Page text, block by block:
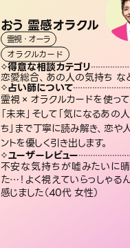
おう 霊感オラクル
霊視・オーラ
オラクルカード
得意な相談カテゴリ
恋愛総合、あの人の気持ち な
占い師について
霊視×オラクルカードを使って
「未来」そして「気になるあの
ち」まで丁寧に読み解き、恋や
ントを優しく引き出します。
ユーザーレビュー
不安な気持ちが嘘みたいに
た…！よく視えていらっしゃる
感じました（40代 女性）
アイリス -iris-
西洋占星術
ルーン
得意な相談カテゴリ
恋愛総合、片想い、二人の
占い師について
復縁、恋愛、不倫の行方、
思い、仕事関係や借金問題
いことや心の負担になって
紐解き、背中をそっと押して導
ユーザーレビュー
安心感のあり、言い切ってく
さない鑑定のおかげで、毎
持ちを整えられます（30代
彗望
霊視・オーラ
スピリチュアル・リーディング
得意な相談カテゴリ
片想い、あの人の気持ち
占い師について
3,700年以上の歴史を持
占術「易占」で詳細まで
かう道筋を示します。厳
体的な対策をお伝えしま
ユーザーレビュー
複雑な背景もしっかり聞
いただけました。気持ちが
た（50代 女性）
未来視師＊花
霊視・オーラ
スピリチュアル・リーディ
得意な相談カテゴ
出逢い、片想い、復
占い師について
未来には何パターンもの選択肢があります。不安で視えにくくなっているあなたの素敵な未来を見つけ
ユーザーレビュー
職場の人の性質や人間
本当によく視えていてび
打てて前向きになれま
スピリチュアル・リー
得意な相談カテ
片想い、あの人の気
占い師について
恋愛のお悩みの中で
係」の相談を得意と
恋人未満なお相手と
寧に読み解き恋愛成就
ユーザーレビュー
鑑定していただいてア
動すると仲が復活して
とうございました（40
霊視・オーラ タ
スピリチュアル・リー
得意な相談カ
片想い、二人の未
占い師について
連絡再開、復縁、
多数。セラピストと
験があるからこそで
い未来をサポートし
ユーザーレビュー
とても心温まる鑑定で
らは何も言っていない
しゃるんだなと驚きです